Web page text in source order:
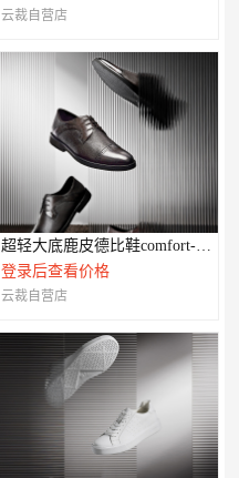
云裁自营店
超轻大底鹿皮德比鞋comfort-XL系列
登录后查看价格
云裁自营店